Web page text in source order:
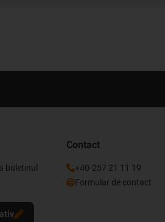
buletinul
Contact
+40-257 21 11 19
Formular de contact